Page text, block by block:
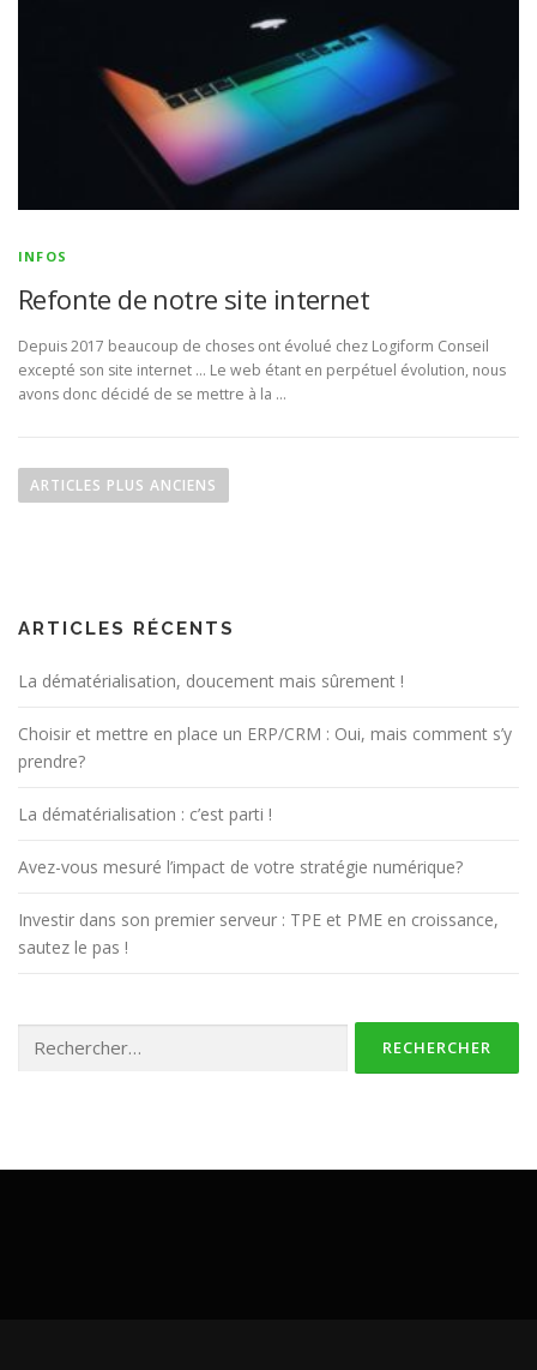
INFOS
Refonte de notre site internet
Depuis 2017 beaucoup de choses ont évolué chez Logiform Conseil
excepté son site internet … Le web étant en perpétuel évolution, nous
avons donc décidé de se mettre à la …
a
t
i
n
d
s
a
t
i
ARTICLES PLUS ANCIENS
ARTICLES RÉCENTS
La dématérialisation, doucement mais sûrement !
Choisir et mettre en place un ERP/CRM : Oui, mais comment s’y
prendre?
La dématérialisation : c’est parti !
Avez-vous mesuré l’impact de votre stratégie numérique?
Investir dans son premier serveur : TPE et PME en croissance,
sautez le pas !